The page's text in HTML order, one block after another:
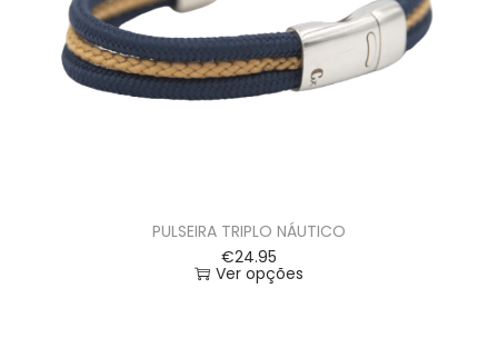
PULSEIRA TRIPLO NÁUTICO
€24.95
Ver opções